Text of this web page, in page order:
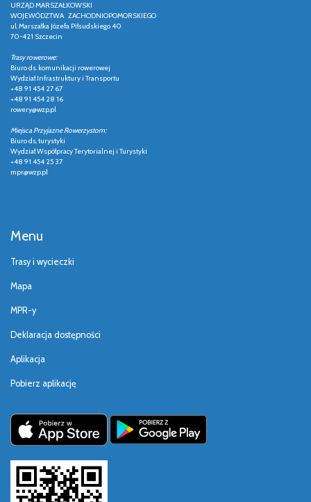
URZĄD MARSZAŁKOWSKI
WOJEWÓDZTWA ZACHODNIOPOMORSKIEGO
ul. Marszałka Józefa Piłsudskiego 40
70-421 Szczecin
Trasy rowerowe:
Biuro ds. komunikacji rowerowej
Wydział Infrastruktury i Transportu
+48 91 454 27 67
+48 91 454 28 16
rowery@wzp.pl
Miejsca Przyjazne Rowerzystom:
Biuro ds. turystyki
Wydział Współpracy Terytorialnej i Turystyki
+48 91 454 25 37
mpr@wzp.pl
Menu
Trasy i wycieczki
Mapa
MPR-y
Deklaracja dostępności
Aplikacja
Pobierz aplikację